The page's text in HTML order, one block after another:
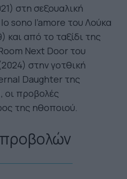
στη σεξουαλική
sono l’amore του Λούκα
και από το ταξίδι της
Next Door του
στην γοτθική
Daughter της
οι προβολές
της ηθοποιού.